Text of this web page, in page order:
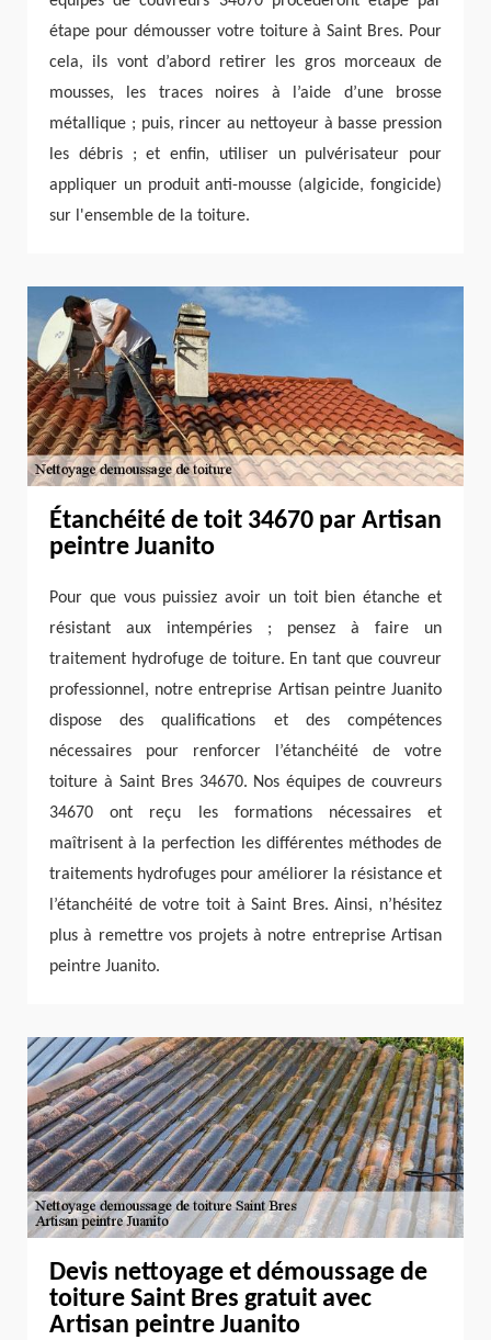
étape pour démousser votre toiture à Saint Bres. Pour
cela, ils vont d’abord retirer les gros morceaux de
mousses, les traces noires à l’aide d’une brosse
métallique ; puis, rincer au nettoyeur à basse pression
les débris ; et enfin, utiliser un pulvérisateur pour
appliquer un produit anti-mousse (algicide, fongicide)
sur l'ensemble de la toiture.
Étanchéité de toit 34670 par Artisan
peintre Juanito
Pour que vous puissiez avoir un toit bien étanche et
résistant aux intempéries ; pensez à faire un
traitement hydrofuge de toiture. En tant que couvreur
professionnel, notre entreprise Artisan peintre Juanito
dispose des qualifications et des compétences
nécessaires pour renforcer l’étanchéité de votre
toiture à Saint Bres 34670. Nos équipes de couvreurs
34670 ont reçu les formations nécessaires et
maîtrisent à la perfection les différentes méthodes de
traitements hydrofuges pour améliorer la résistance et
l’étanchéité de votre toit à Saint Bres. Ainsi, n’hésitez
plus à remettre vos projets à notre entreprise Artisan
peintre Juanito.
Devis nettoyage et démoussage de
toiture Saint Bres gratuit avec
Artisan peintre Juanito